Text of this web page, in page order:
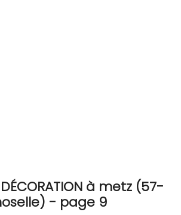
DÉCORATION à metz (57-
- page 9